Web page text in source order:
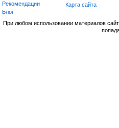
Рекомендации
Блог
Карта сайта
При любом использовании материалов